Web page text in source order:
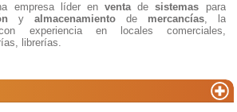
empresa líder en venta de sistemas para
y almacenamiento de mercancías, la
experiencia en locales comerciales,
librerías.